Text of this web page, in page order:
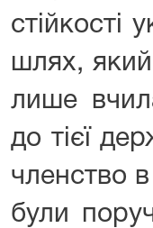
стійкості
шлях,
лише
до тієї
членство
були